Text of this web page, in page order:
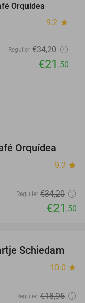
Orquídea
9.2 star
Regulier €34,20
€21 ,50
37%
Orquídea
9.2 star
Regulier €34,20
€21 ,50
42%
Schiedam
10.0 star
Regulier €18,95